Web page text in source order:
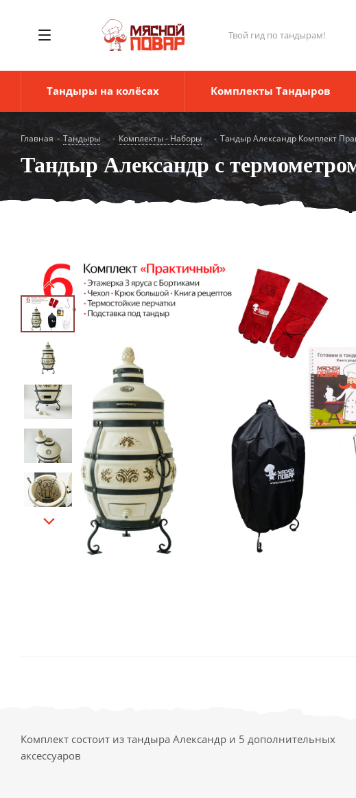
Твой гид по тандырам!
Тандыры на колёсах Комплекты Тандыров
Главная - Тандыры - Комплекты - Наборы - Тандыр Александр Комплект
Тандыр Александр с
Комплект состоит из тандыра Александр и 5 дополнительных
аксессуаров